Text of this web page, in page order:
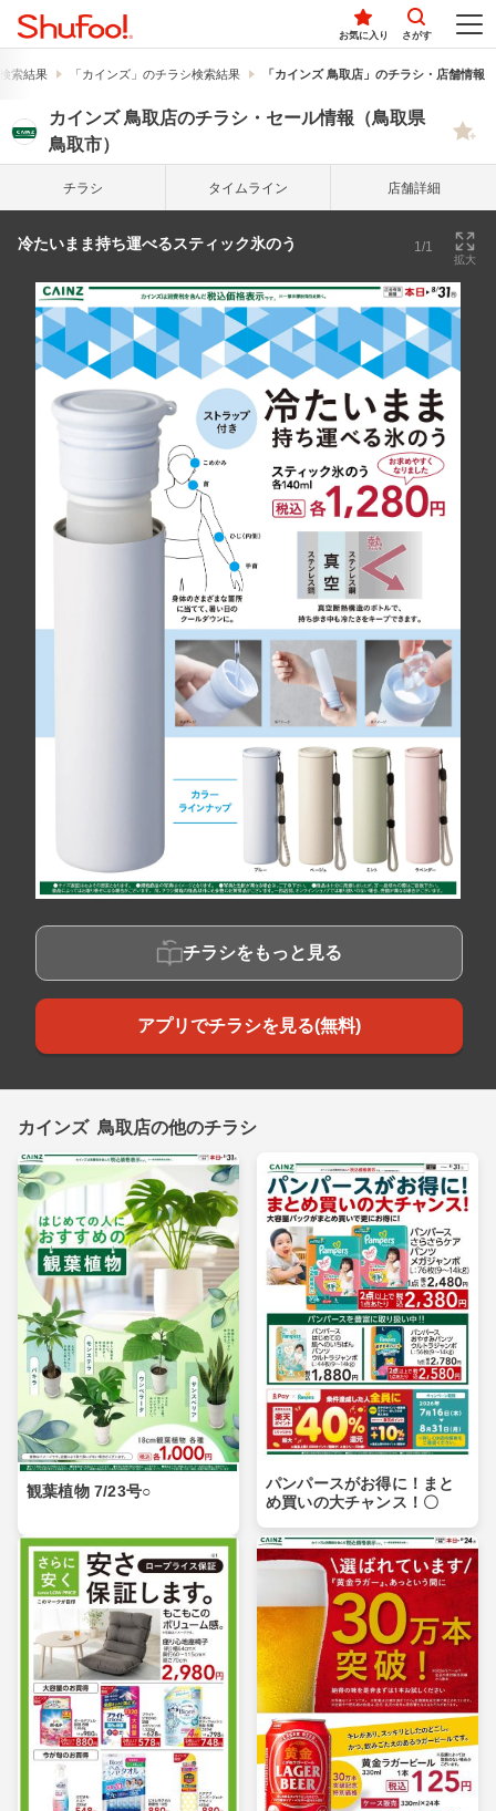
お気に入り さがす
索結果 「カインズ」のチラシ検索結果 「カインズ 鳥取店」のチラシ・店舗情報
カインズ 鳥取店のチラシ・セール情報（鳥取県
鳥取市）
チラシ タイム ライン 店舗詳細
冷たいまま持ち運べるスティック氷のう 1/1
拡大
チラシをもっと見る
アプリでチラシを見る(無料)
カインズ 鳥取店の他のチラシ
観葉植物 7/23号○
パンパースがお得に！まと
め買いの大チャンス！〇